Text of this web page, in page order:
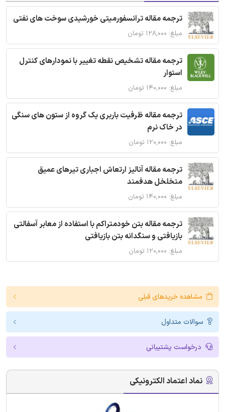
ترجمه مقاله ترانسفورمیتی خورشیدی سوخت های نفتی
مبلغ: ۱۲۸,۰۰۰ تومان
ترجمه مقاله تشخیص نقطه تغییر با نمودارهای کنترل
استوار
مبلغ: ۱۴۰,۰۰۰ تومان
ترجمه مقاله ظرفیت باربری یک گروه از ستون های سنگی
در خاک نرم
مبلغ: ۱۲۰,۰۰۰ تومان
ترجمه مقاله آنالیز ارتعاش اجباری تیرهای عمیق
متخلخل هدفمند
مبلغ: ۱۴۰,۰۰۰ تومان
ترجمه مقاله بتن خودمتراکم با استفاده از معابر آسفالتی
بازیافتی و سنگدانه بتن بازیافتی
مبلغ: ۱۲۰,۰۰۰ تومان
مشاهده خریدهای قبلی
سوالات متداول
درخواست پشتیبانی
نماد اعتماد الکترونیکی